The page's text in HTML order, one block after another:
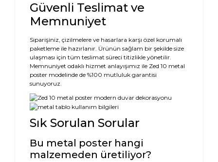
Güvenli Teslimat ve
Memnuniyet
Siparişiniz, çizilmelere ve hasarlara karşı özel korumalı
paketleme ile hazırlanır. Ürünün sağlam bir şekilde size
ulaşması için tüm teslimat süreci titizlikle yönetilir.
Memnuniyet odaklı hizmet anlayışımız ile Zed 10 metal
poster modelinde de %100 mutluluk garantisi
sunuyoruz.
Sık Sorulan Sorular
Bu metal poster hangi
malzemeden üretiliyor?